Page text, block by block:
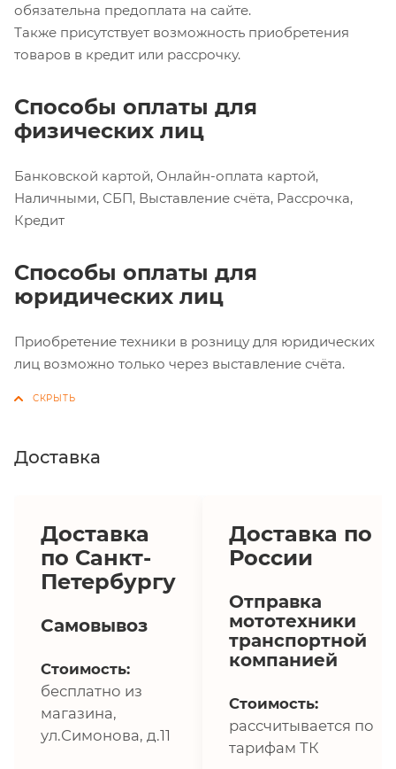
обязательна предоплата на сайте.
Также присутствует возможность приобретения
товаров в кредит или рассрочку.
Способы оплаты для
физических лиц
Банковской картой, Онлайн-оплата картой,
Наличными, СБП, Выставление счёта, Рассрочка,
Кредит
Способы оплаты для
юридических лиц
Приобретение техники в розницу для юридических
лиц возможно только через выставление счёта.
Доставка
Доставка
по Санкт-
Петербургу
Самовывоз
Стоимость:
бесплатно из
магазина,
ул.Симонова, д.11
Доставка по
России
Отправка
мототехники
транспортной
компанией
Стоимость:
рассчитывается по
тарифам ТК